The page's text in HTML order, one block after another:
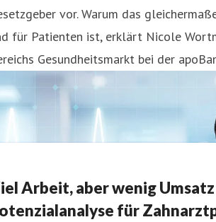
vor. Warum das
für Patienten ist, erklärt Nicole
Gesundheitsmarkt bei der
Arbeit, aber wenig Umsatz
für